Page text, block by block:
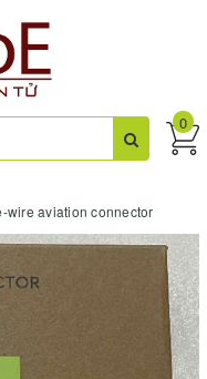
0
wire aviation connector